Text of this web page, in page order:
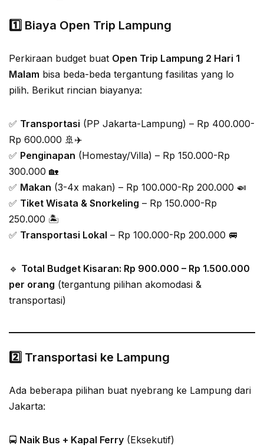
1️⃣ Biaya Open Trip Lampung
Perkiraan budget buat Open Trip Lampung 2 Hari 1
Malam bisa beda-beda tergantung fasilitas yang lo
pilih. Berikut rincian biayanya:
✅ Transportasi (PP Jakarta-Lampung) – Rp 400.000-
Rp 600.000 🚢✈️
✅ Penginapan (Homestay/Villa) – Rp 150.000-Rp
300.000 🏡
✅ Makan (3-4x makan) – Rp 100.000-Rp 200.000 🍛
✅ Tiket Wisata & Snorkeling – Rp 150.000-Rp
250.000 🏝
✅ Transportasi Lokal – Rp 100.000-Rp 200.000 🚐
🔹 Total Budget Kisaran: Rp 900.000 – Rp 1.500.000
per orang (tergantung pilihan akomodasi &
transportasi)
2️⃣ Transportasi ke Lampung
Ada beberapa pilihan buat nyebrang ke Lampung dari
Jakarta:
🚍 Naik Bus + Kapal Ferry (Eksekutif)